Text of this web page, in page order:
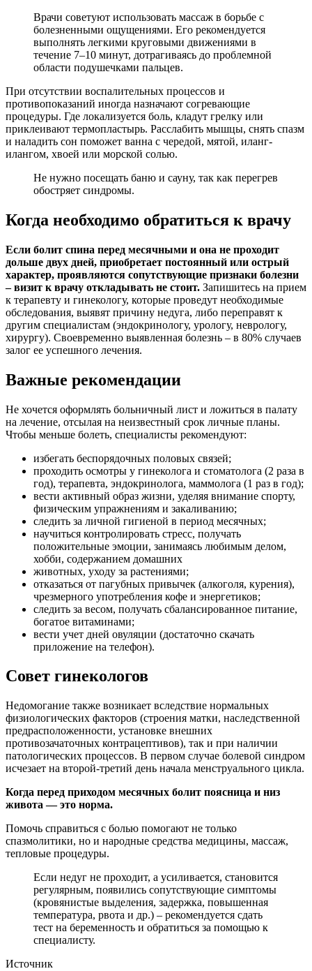
Врачи советуют использовать массаж в борьбе с
болезненными ощущениями. Его рекомендуется
выполнять легкими круговыми движениями в
течение 7–10 минут, дотрагиваясь до проблемной
области подушечками пальцев.
При отсутствии воспалительных процессов и
противопоказаний иногда назначают согревающие
процедуры. Где локализуется боль, кладут грелку или
приклеивают термопластырь. Расслабить мышцы, снять спазм
и наладить сон поможет ванна с чередой, мятой, иланг-
илангом, хвоей или морской солью.
Не нужно посещать баню и сауну, так как перегрев
обостряет синдромы.
Когда необходимо обратиться к врачу
Если болит спина перед месячными и она не проходит
дольше двух дней, приобретает постоянный или острый
характер, проявляются сопутствующие признаки болезни
– визит к врачу откладывать не стоит. Запишитесь на прием
к терапевту и гинекологу, которые проведут необходимые
обследования, выявят причину недуга, либо переправят к
другим специалистам (эндокринологу, урологу, неврологу,
хирургу). Своевременно выявленная болезнь – в 80% случаев
залог ее успешного лечения.
Важные рекомендации
Не хочется оформлять больничный лист и ложиться в палату
на лечение, отсылая на неизвестный срок личные планы.
Чтобы меньше болеть, специалисты рекомендуют:
избегать беспорядочных половых связей;
проходить осмотры у гинеколога и стоматолога (2 раза в
год), терапевта, эндокринолога, маммолога (1 раз в год);
вести активный образ жизни, уделяя внимание спорту,
физическим упражнениям и закаливанию;
следить за личной гигиеной в период месячных;
научиться контролировать стресс, получать
положительные эмоции, занимаясь любимым делом,
хобби, содержанием домашних
животных, уходу за растениями;
отказаться от пагубных привычек (алкоголя, курения),
чрезмерного употребления кофе и энергетиков;
следить за весом, получать сбалансированное питание,
богатое витаминами;
вести учет дней овуляции (достаточно скачать
приложение на телефон).
Совет гинекологов
Недомогание также возникает вследствие нормальных
физиологических факторов (строения матки, наследственной
предрасположенности, установке внешних
противозачаточных контрацептивов), так и при наличии
патологических процессов. В первом случае болевой синдром
исчезает на второй-третий день начала менструального цикла.
Когда перед приходом месячных болит поясница и низ
живота — это норма.
Помочь справиться с болью помогают не только
спазмолитики, но и народные средства медицины, массаж,
тепловые процедуры.
Если недуг не проходит, а усиливается, становится
регулярным, появились сопутствующие симптомы
(кровянистые выделения, задержка, повышенная
температура, рвота и др.) – рекомендуется сдать
тест на беременность и обратиться за помощью к
специалисту.
Источник